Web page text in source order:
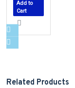
Add to
Cart
Related Products